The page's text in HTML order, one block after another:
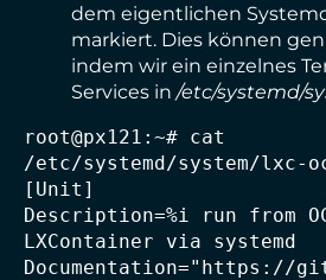
dem eigentlichen
markiert. Dies können
indem wir ein einzelnes
Services in /etc/systemd/
root@px121:~# cat
/etc/systemd/system/lxc-
[Unit]
Description=%i run from
LXContainer via systemd
Documentation="https://